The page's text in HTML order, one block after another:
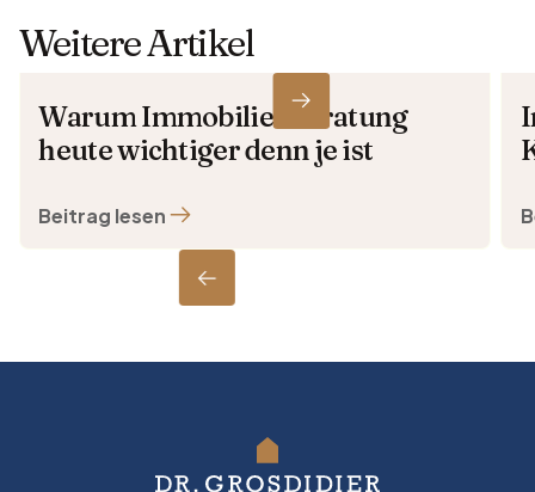
Weitere Artikel
Warum Immobilienberatung
heute wichtiger denn je ist
Beitrag lesen